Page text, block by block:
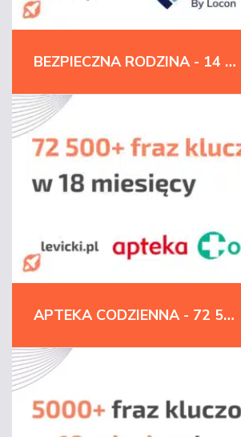
BEZPIECZNA RODZINA - 14 610 % WZROSTU W TOP10 I 3 MIEJSCE SEO W POLSCE
APTEKA CODZIENNA - 72 500+ FRAZ KLUCZOWYCH W 18 MIESIĘCY | FARMACJA